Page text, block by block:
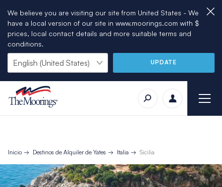
We believe you are visiting our site from United States - We
have a local version of our site in www.moorings.com with $
prices, local contact details and more suitable terms and
conditions.
UPDATE
Inicio Destinos de Alquiler de Yates Italia Sicilia